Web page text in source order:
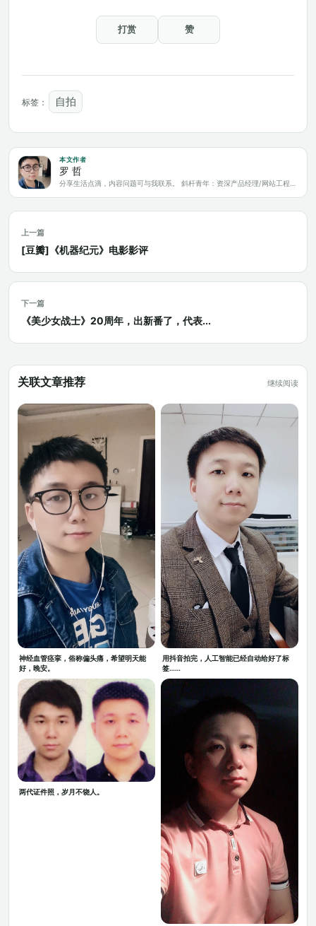
打赏 赞
标签： 自拍
本文作者
罗 哲
上一篇
[豆瓣]《机器纪元》电影影评
下一篇
《美少女战士》20周年，出新番了，代表...
关联文章推荐 继续阅读
神经血管痉挛，俗称偏头痛，希望明天能
好，晚安。
用抖音拍完，人工智能已经自动给好了标
签……
两代证件照，岁月不饶人。